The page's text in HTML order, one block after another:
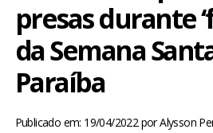
POMBAL E REGIÃO
presas durante
da Semana
Paraíba
Publicado em: 19/04/2022porAlysson